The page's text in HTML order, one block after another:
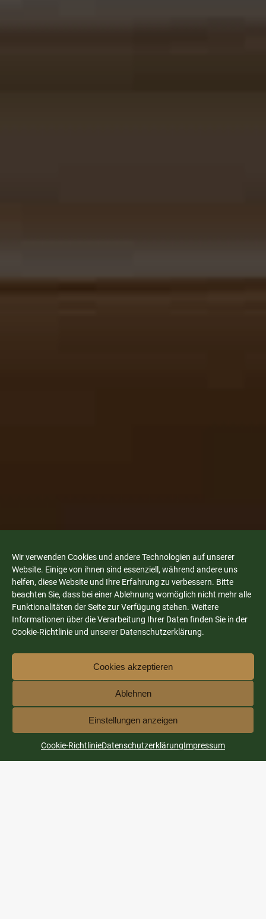
Wir verwenden Cookies und andere Technologien auf unserer
Website. Einige von ihnen sind essenziell, während andere uns
helfen, diese Website und Ihre Erfahrung zu verbessern. Bitte
beachten Sie, dass bei einer Ablehnung womöglich nicht mehr alle
Funktionalitäten der Seite zur Verfügung stehen. Weitere
Informationen über die Verarbeitung Ihrer Daten finden Sie in der
Cookie-Richtlinie und unserer Datenschutzerklärung.
Cookies akzeptieren
Ablehnen
Einstellungen anzeigen
Cookie-RichtlinieDatenschutzerklärungImpressum